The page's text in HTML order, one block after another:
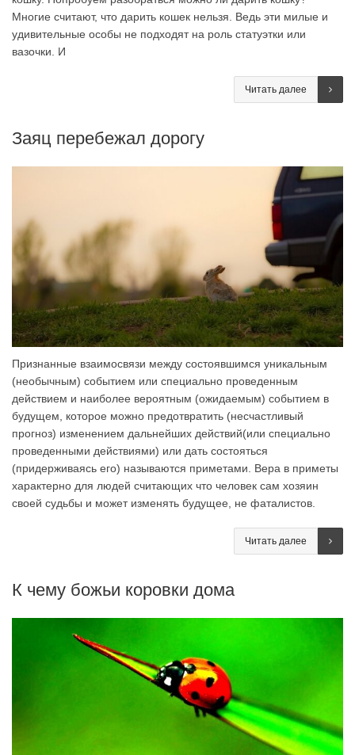
Многие считают, что дарить кошек нельзя. Ведь эти милые и
удивительные особы не подходят на роль статуэтки или
вазочки. И
Читать далее
Заяц перебежал дорогу
Признанные взаимосвязи между состоявшимся уникальным
(необычным) событием или специально проведенным
действием и наиболее вероятным (ожидаемым) событием в
будущем, которое можно предотвратить (несчастливый
прогноз) изменением дальнейших действий(или специально
проведенными действиями) или дать состояться
(придерживаясь его) называются приметами. Вера в приметы
характерно для людей считающих что человек сам хозяин
своей судьбы и может изменять будущее, не фаталистов.
Читать далее
К чему божьи коровки дома